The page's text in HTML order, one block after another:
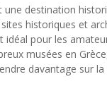
une destination
historiques et
pour les
musées en
davantage sur